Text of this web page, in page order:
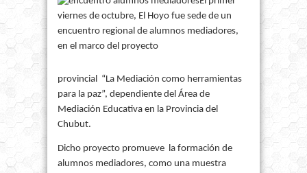
viernes de octubre, El Hoyo fue sede de un
encuentro regional de alumnos mediadores,
en el marco del proyecto
provincial “La Mediación como herramientas
para la paz”, dependiente del Área de
Mediación Educativa en la Provincia del
Chubut.
Dicho proyecto promueve la formación de
alumnos mediadores, como una muestra